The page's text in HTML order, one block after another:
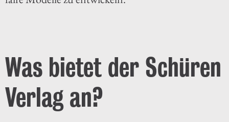
Was bietet der Schüren
Verlag an?